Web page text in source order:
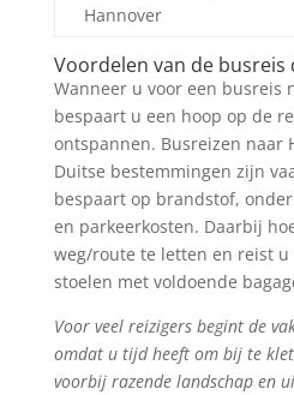
Hannover
Voordelen van de
Wanneer u voor een busreis
bespaart u een hoop op de
ontspannen. Busreizen naar
Duitse bestemmingen zijn
bespaart op brandstof,
en parkeerkosten. Daarbij
weg/route te letten en reist
stoelen met voldoende
Voor veel reizigers begint de
omdat u tijd heeft om bij te
voorbij razende landschap en